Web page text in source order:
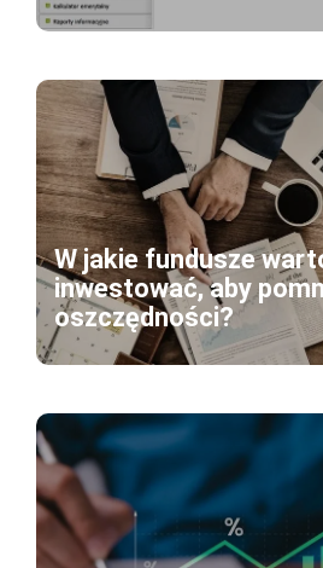
W jakie fundusze
inwestować, aby
oszczędności?